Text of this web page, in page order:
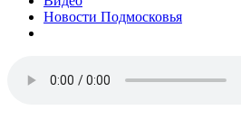
Новости Подмосковья